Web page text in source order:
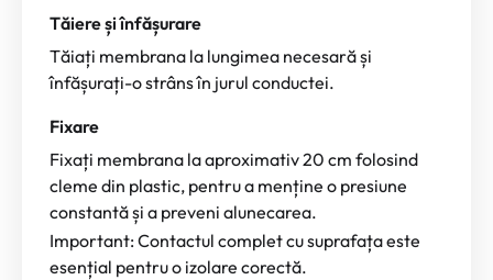
Tăiere și înfășurare
Tăiați membrana la lungimea necesară și
înfășurați-o strâns în jurul conductei.
Fixare
Fixați membrana la aproximativ 20 cm folosind
cleme din plastic, pentru a menține o presiune
constantă și a preveni alunecarea.
Important: Contactul complet cu suprafața este
esențial pentru o izolare corectă.